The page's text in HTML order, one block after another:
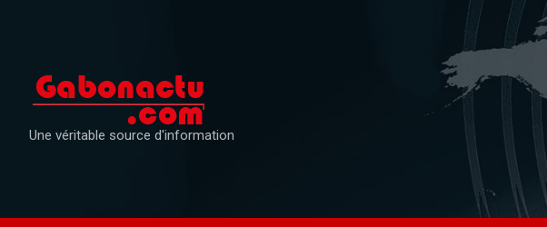
Une véritable source d'information